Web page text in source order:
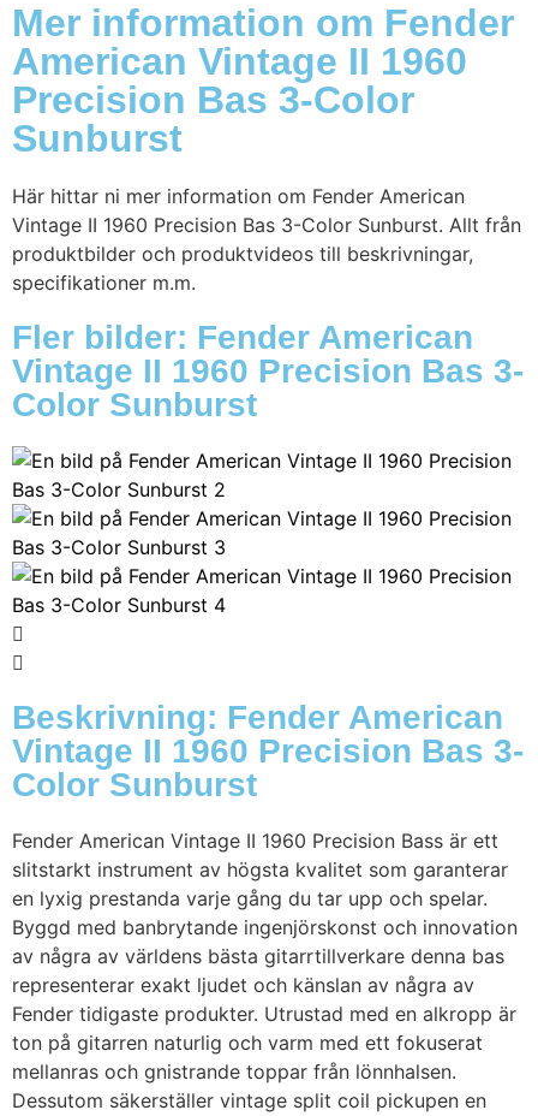
Mer information om Fender
American Vintage II 1960
Precision Bas 3-Color
Sunburst
Här hittar ni mer information om Fender American
Vintage II 1960 Precision Bas 3-Color Sunburst. Allt från
produktbilder och produktvideos till beskrivningar,
specifikationer m.m.
Fler bilder: Fender American
Vintage II 1960 Precision Bas 3-
Color Sunburst
Beskrivning: Fender American
Vintage II 1960 Precision Bas 3-
Color Sunburst
Fender American Vintage II 1960 Precision Bass är ett
slitstarkt instrument av högsta kvalitet som garanterar
en lyxig prestanda varje gång du tar upp och spelar.
Byggd med banbrytande ingenjörskonst och innovation
av några av världens bästa gitarrtillverkare denna bas
representerar exakt ljudet och känslan av några av
Fender tidigaste produkter. Utrustad med en alkropp är
ton på gitarren naturlig och varm med ett fokuserat
mellanras och gnistrande toppar från lönnhalsen.
Dessutom säkerställer vintage split coil pickupen en